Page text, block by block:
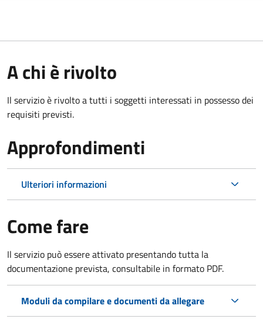
A chi è rivolto
Il servizio è rivolto a tutti i soggetti interessati in possesso dei
requisiti previsti.
Approfondimenti
Ulteriori informazioni
Come fare
Il servizio può essere attivato presentando tutta la
documentazione prevista, consultabile in formato PDF.
Moduli da compilare e documenti da allegare